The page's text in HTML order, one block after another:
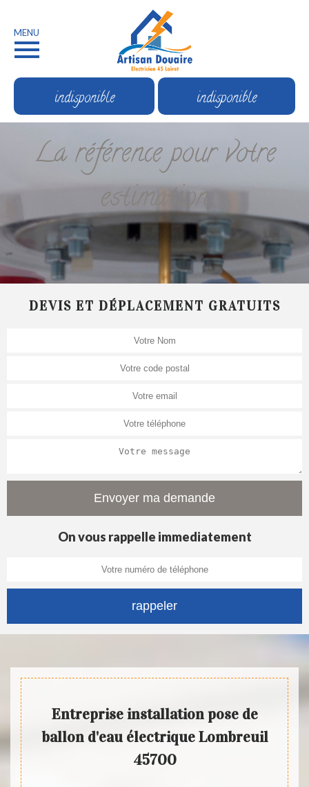
MENU
indisponible indisponible
La référence pour votre
estimation
DEVIS ET DÉPLACEMENT GRATUITS
On vous rappelle immediatement
Entreprise installation pose de
ballon d'eau électrique Lombreuil
45700